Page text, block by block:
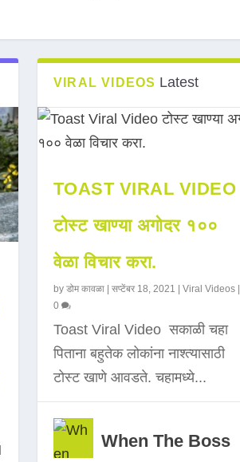
VIRAL VIDEOS Latest
TOAST VIRAL VIDEO
टोस्ट खाण्या अगोदर १००
वेळा विचार करा.
by डोम कावळा| सप्टेंबर 18, 2021 | Viral Videos|
0
Toast Viral Video सकाळी चहा
पिताना बहुतेक लोकांना नाश्त्यासाठी
टोस्ट खाणे आवडते. चहामध्ये...
When The Boss